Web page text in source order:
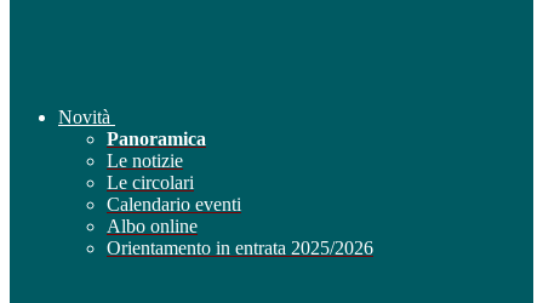
Novità
Panoramica
Le notizie
Le circolari
Calendario eventi
Albo online
Orientamento in entrata 2025/2026